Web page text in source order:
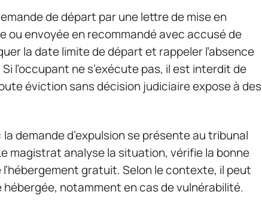
de départ par une lettre de mise en
ou envoyée en recommandé avec accusé de
la date limite de départ et rappeler l’absence
l’occupant ne s’exécute pas, il est interdit de
éviction sans décision judiciaire expose à des
demande d’expulsion se présente au tribunal
magistrat analyse la situation, vérifie la bonne
gratuit. Selon le contexte, il peut
notamment en cas de vulnérabilité.